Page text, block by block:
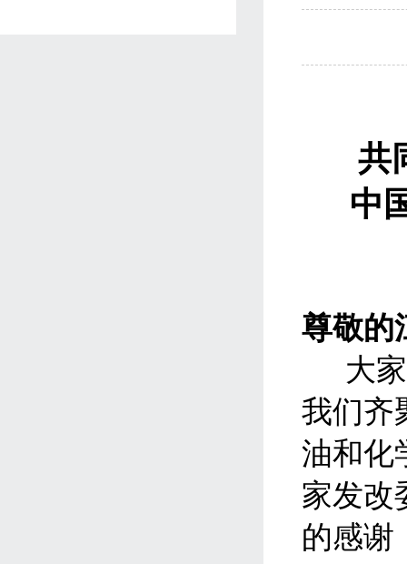
共
中
尊敬的
大
我们齐
油和化
家发改
的感谢